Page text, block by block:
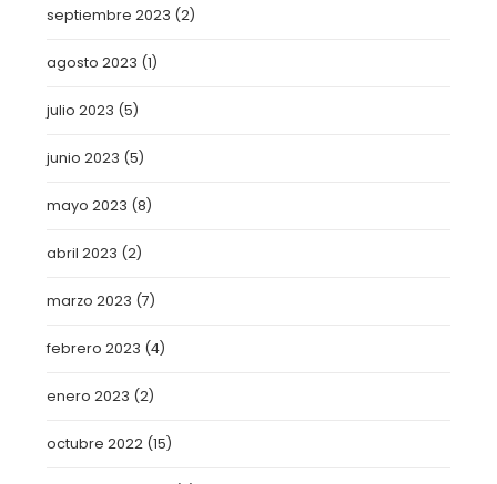
septiembre 2023 (2)
agosto 2023 (1)
julio 2023 (5)
junio 2023 (5)
mayo 2023 (8)
abril 2023 (2)
marzo 2023 (7)
febrero 2023 (4)
enero 2023 (2)
octubre 2022 (15)